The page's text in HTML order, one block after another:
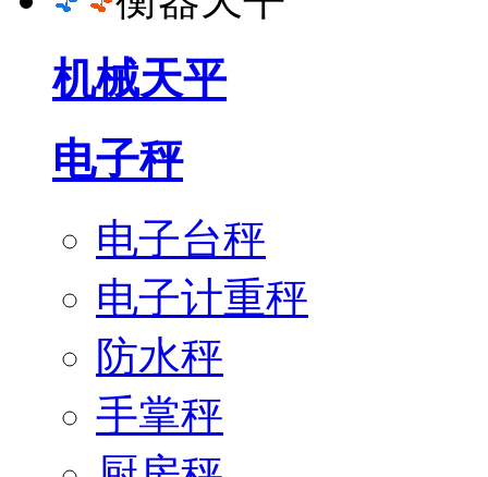
机械天平
电子秤
电子台秤
电子计重秤
防水秤
手掌秤